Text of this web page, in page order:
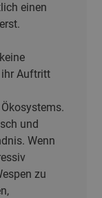
einen
ihr Auftritt
und
Wenn
zu